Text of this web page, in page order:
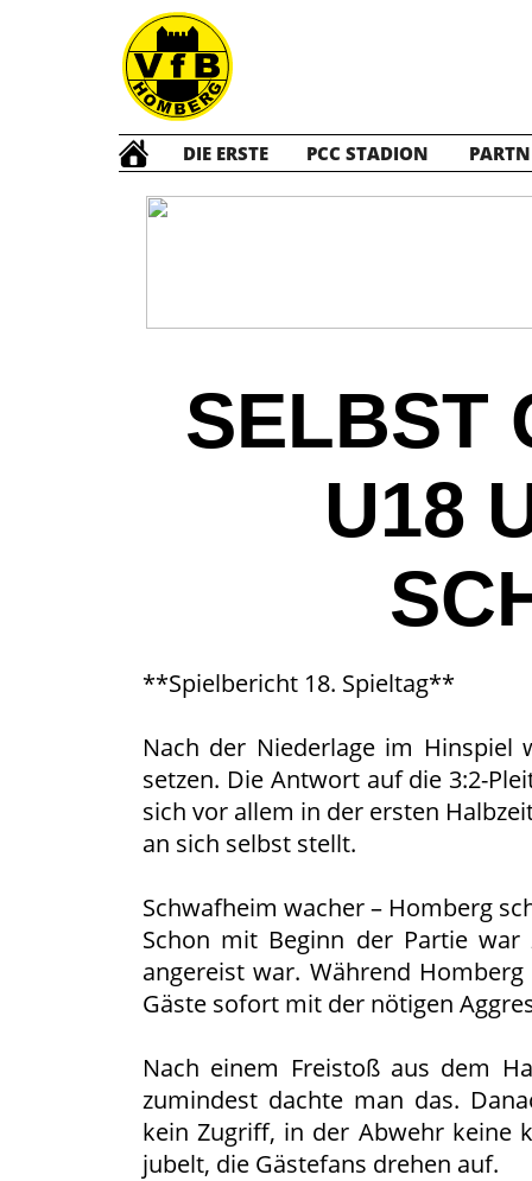
DIE ERSTE PCC STADION
SELBST
U18
**Spielbericht 18. Spieltag**
Nach der Niederlage im Hinspiel
setzen. Die Antwort auf die 3:2-
sich vor allem in der ersten
an sich selbst stellt.
Schwafheim wacher – Homberg
Schon mit Beginn der Partie
angereist war. Während
Gäste sofort mit der nötigen
Nach einem Freistoß aus dem
zumindest dachte man das.
kein Zugriff, in der Abwehr keine
jubelt, die Gästefans drehen auf.